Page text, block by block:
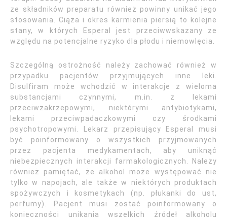
ze składników preparatu również powinny unikać jego
stosowania. Ciąża i okres karmienia piersią to kolejne
stany, w których Esperal jest przeciwwskazany ze
względu na potencjalne ryzyko dla płodu i niemowlęcia.
Szczególną ostrożność należy zachować również w
przypadku pacjentów przyjmujących inne leki.
Disulfiram może wchodzić w interakcje z wieloma
substancjami czynnymi, m.in. z lekami
przeciwzakrzepowymi, niektórymi antybiotykami,
lekami przeciwpadaczkowymi czy środkami
psychotropowymi. Lekarz przepisujący Esperal musi
być poinformowany o wszystkich przyjmowanych
przez pacjenta medykamentach, aby uniknąć
niebezpiecznych interakcji farmakologicznych. Należy
również pamiętać, że alkohol może występować nie
tylko w napojach, ale także w niektórych produktach
spożywczych i kosmetykach (np. płukanki do ust,
perfumy). Pacjent musi zostać poinformowany o
konieczności unikania wszelkich źródeł alkoholu